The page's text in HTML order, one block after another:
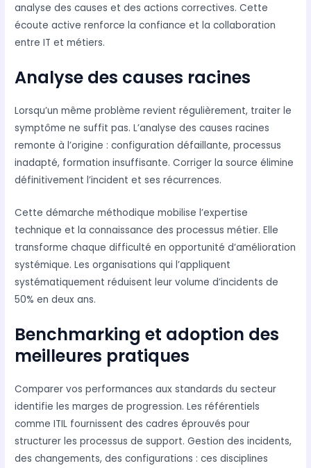
analyse des causes et des actions correctives. Cette
écoute active renforce la confiance et la collaboration
entre IT et métiers.
Analyse des causes racines
Lorsqu’un même problème revient régulièrement, traiter le
symptôme ne suffit pas. L’analyse des causes racines
remonte à l’origine : configuration défaillante, processus
inadapté, formation insuffisante. Corriger la source élimine
définitivement l’incident et ses récurrences.
Cette démarche méthodique mobilise l’expertise
technique et la connaissance des processus métier. Elle
transforme chaque difficulté en opportunité d’amélioration
systémique. Les organisations qui l’appliquent
systématiquement réduisent leur volume d’incidents de
50% en deux ans.
Benchmarking et adoption des
meilleures pratiques
Comparer vos performances aux standards du secteur
identifie les marges de progression. Les référentiels
comme ITIL fournissent des cadres éprouvés pour
structurer les processus de support. Gestion des incidents,
des changements, des configurations : ces disciplines